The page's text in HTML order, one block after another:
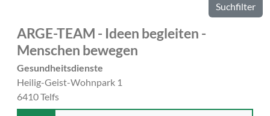
Suchfilter
ARGE-TEAM - Ideen begleiten -
Menschen bewegen
Gesundheitsdienste
Heilig-Geist-Wohnpark 1
6410 Telfs